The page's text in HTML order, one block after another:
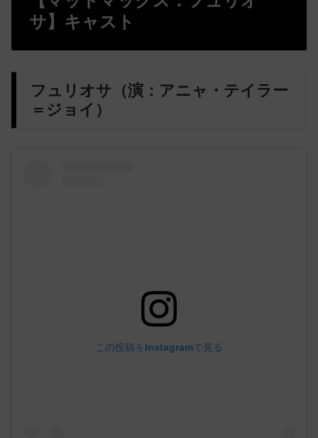
サ】キャスト
フュリオサ（演：アニャ・テイラー
＝ジョイ）
この投稿をInstagramで見る